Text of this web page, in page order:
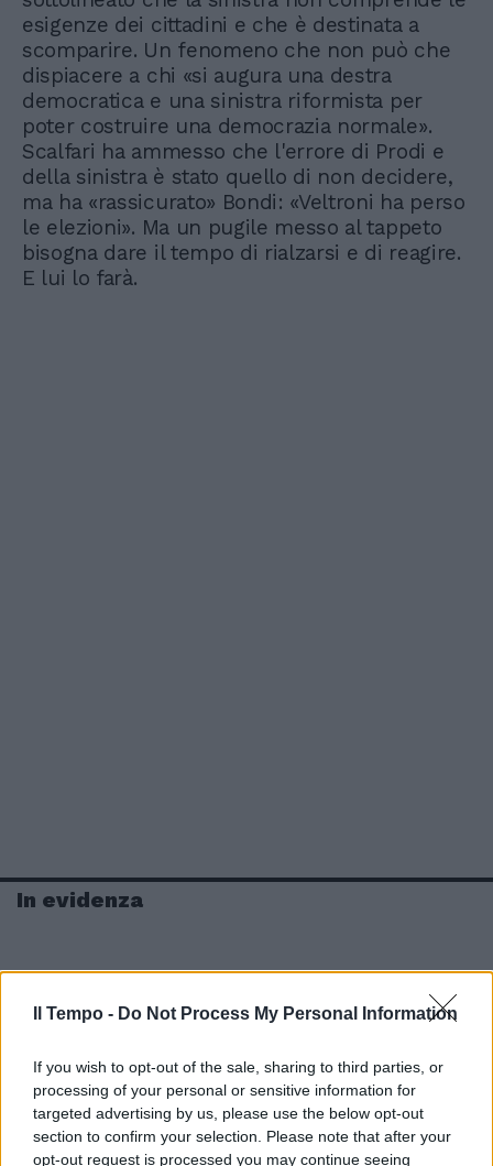
Il Tempo - Do Not Process My Personal Information
If you wish to opt-out of the sale, sharing to third parties, or
processing of your personal or sensitive information for
targeted advertising by us, please use the below opt-out
section to confirm your selection. Please note that after your
opt-out request is processed you may continue seeing
esigenze dei cittadini e che è destinata a
scomparire. Un fenomeno che non può che
dispiacere a chi «si augura una destra
democratica e una sinistra riformista per
poter costruire una democrazia normale».
Scalfari ha ammesso che l'errore di Prodi e
della sinistra è stato quello di non decidere,
ma ha «rassicurato» Bondi: «Veltroni ha perso
le elezioni». Ma un pugile messo al tappeto
bisogna dare il tempo di rialzarsi e di reagire.
E lui lo farà.
In evidenza